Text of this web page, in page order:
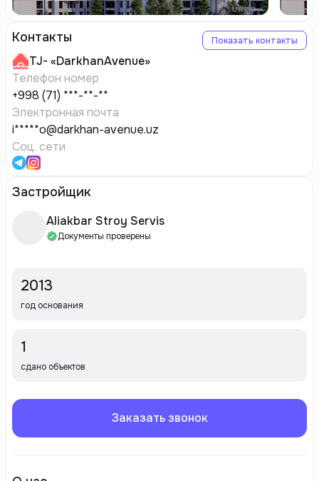
Контакты Показать контакты
TJ-«DarkhanAvenue»
Телефон номер
+998 (71) ***-**-**
Электронная почта
i*****o@darkhan-avenue.uz
Соц. сети
Застройщик
Aliakbar Stroy Servis
Документы проверены
2013
год основания
1
сдано объектов
Заказать звонок